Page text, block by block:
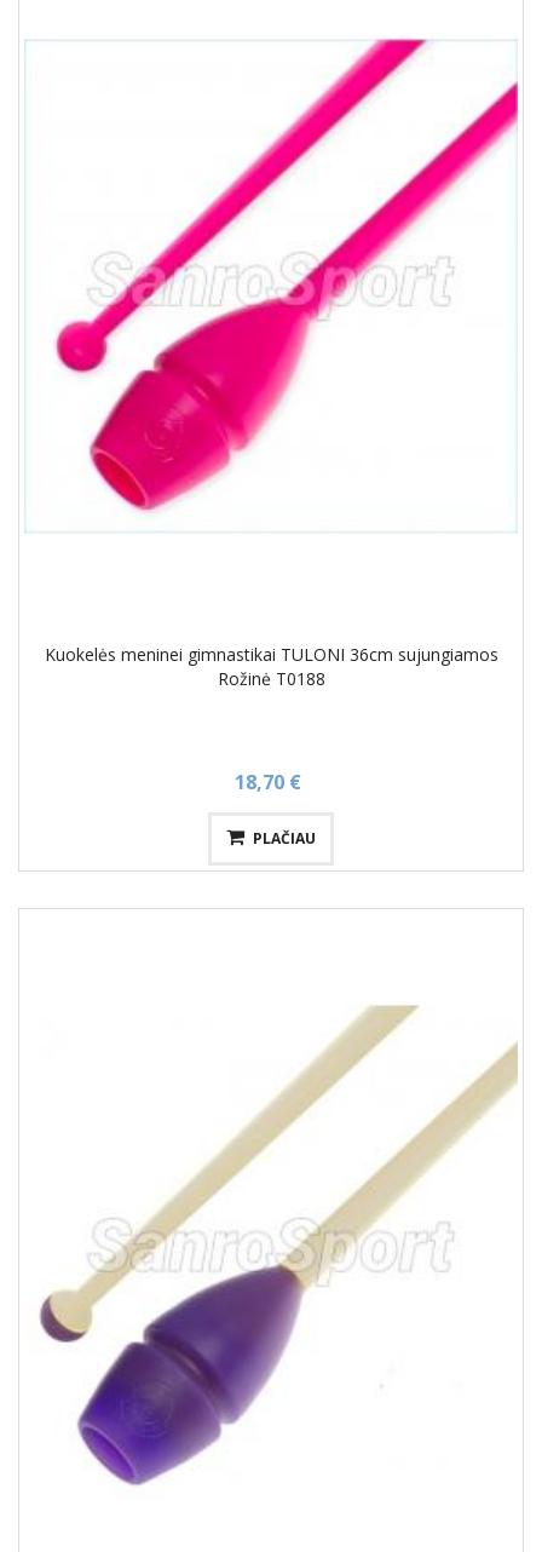
Kuokelės meninei gimnastikai TULONI 36cm sujungiamos
Rožinė T0188
18,70 €
PLAČIAU